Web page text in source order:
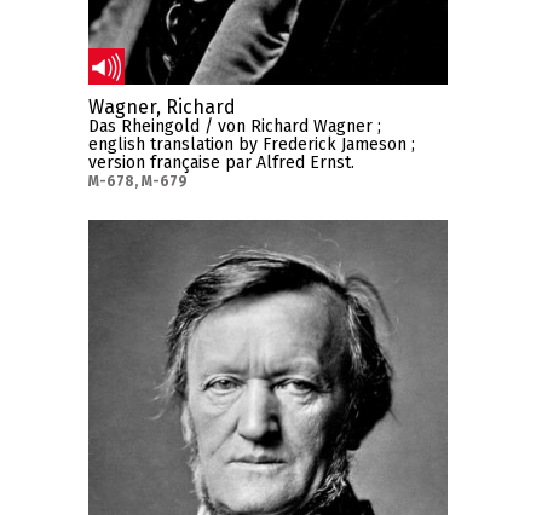
Wagner, Richard
Das Rheingold / von Richard Wagner ;
english translation by Frederick Jameson ;
version française par Alfred Ernst.
M-678, M-679